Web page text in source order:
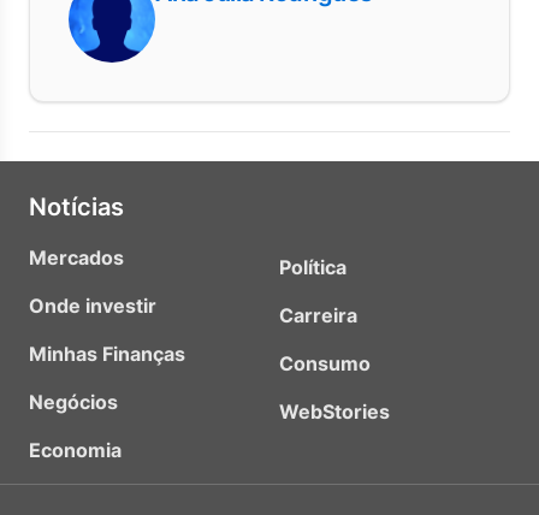
Notícias
Mercados
Onde investir
Minhas Finanças
Negócios
Economia
Política
Carreira
Consumo
WebStories